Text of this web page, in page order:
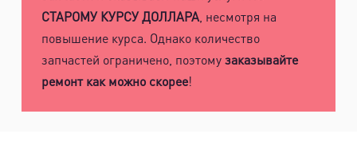
СТАРОМУ КУРСУ ДОЛЛАРА, несмотря на
повышение курса. Однако количество
запчастей ограничено, поэтомузаказывайте
ремонт как можно скорее!